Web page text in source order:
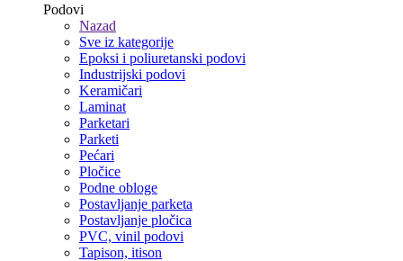
Podovi
Nazad
Sve iz kategorije
Epoksi i poliuretanski podovi
Industrijski podovi
Keramičari
Laminat
Parketari
Parketi
Pećari
Pločice
Podne obloge
Postavljanje parketa
Postavljanje pločica
PVC, vinil podovi
Tapison, itison